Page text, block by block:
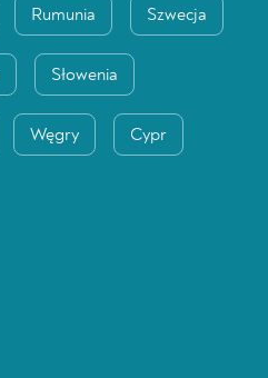
Rumunia Szwecja
Słowenia
Węgry Cypr